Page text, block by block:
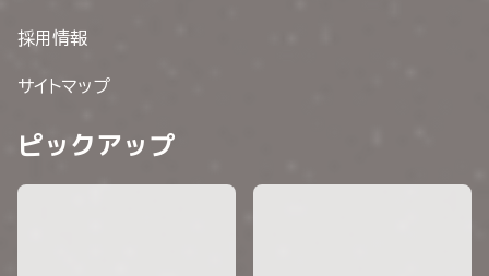
採用情報
サイトマップ
ピックアップ